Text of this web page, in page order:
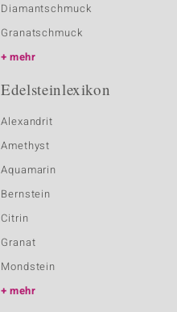
Diamantschmuck
Granatschmuck
mehr
Edelsteinlexikon
Alexandrit
Amethyst
Aquamarin
Bernstein
Citrin
Granat
Mondstein
mehr